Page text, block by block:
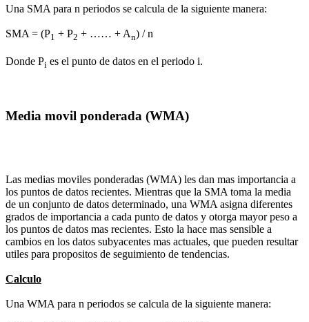
Una SMA para n periodos se calcula de la siguiente manera:
SMA = (P1 + P2 + …… + An) / n
Donde Pi es el punto de datos en el periodo i.
Media movil ponderada (WMA)
Las medias moviles ponderadas (WMA) les dan mas importancia a
los puntos de datos recientes. Mientras que la SMA toma la media
de un conjunto de datos determinado, una WMA asigna diferentes
grados de importancia a cada punto de datos y otorga mayor peso a
los puntos de datos mas recientes. Esto la hace mas sensible a
cambios en los datos subyacentes mas actuales, que pueden resultar
utiles para propositos de seguimiento de tendencias.
Calculo
Una WMA para n periodos se calcula de la siguiente manera: